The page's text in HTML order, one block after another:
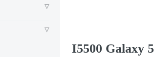
I5500 Galaxy 5